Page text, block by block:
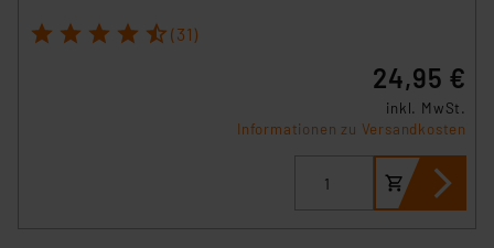
1 2 3 4 5 (31)
24,95 €
inkl. MwSt.
Informationen zu Versandkosten